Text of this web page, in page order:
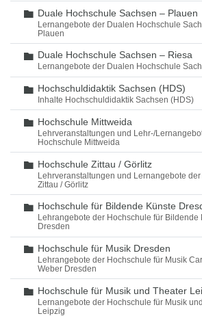
Ordner
Duale Hochschule Sachsen – Plauen
Lernangebote der Dualen Hochschule
Plauen
Ordner
Duale Hochschule Sachsen – Riesa
Lernangebote der Dualen Hochschule
Ordner
Hochschuldidaktik Sachsen (HDS)
Inhalte Hochschuldidaktik Sachsen (HDS)
Ordner
Hochschule Mittweida
Lehrveranstaltungen und Lehr-/
Hochschule Mittweida
Ordner
Hochschule Zittau / Görlitz
Lehrveranstaltungen und Lernangebote
Zittau / Görlitz
Ordner
Hochschule für Bildende Künste
Lehrangebote der Hochschule für Bildende
Dresden
Ordner
Hochschule für Musik Dresden
Lehrangebote der Hochschule für Musik
Weber Dresden
Ordner
Hochschule für Musik und Theater
Lernangebote der Hochschule für Musik
Leipzig